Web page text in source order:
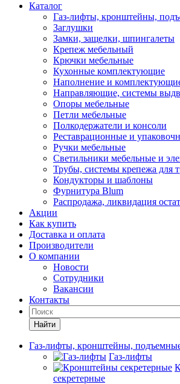
Каталог
Газ-лифты, кронштейны,
Заглушки
Замки, защелки, шпингалеты
Крепеж мебельный
Крючки мебельные
Кухонные комплектующие
Наполнение и
Направляющие, системы
Опоры мебельные
Петли мебельные
Полкодержатели и консоли
Реставрационные и
Ручки мебельные
Светильники мебельные и
Трубы, системы крепежа для
Кондукторы и шаблоны
Фурнитура Blum
Распродажа, ликвидация
Акции
Как купить
Доставка и оплата
Производители
О компании
Новости
Сотрудники
Вакансии
Контакты
Найти
Газ-лифты, кронштейны,
Газ-лифты
секретерные